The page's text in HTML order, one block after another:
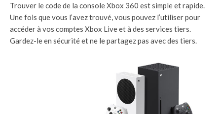
Trouver le code de la console Xbox 360 est simple et rapide.
Une fois que vous l’avez trouvé, vous pouvez l’utiliser pour
accéder à vos comptes Xbox Live et à des services tiers.
Gardez-le en sécurité et ne le partagez pas avec des tiers.